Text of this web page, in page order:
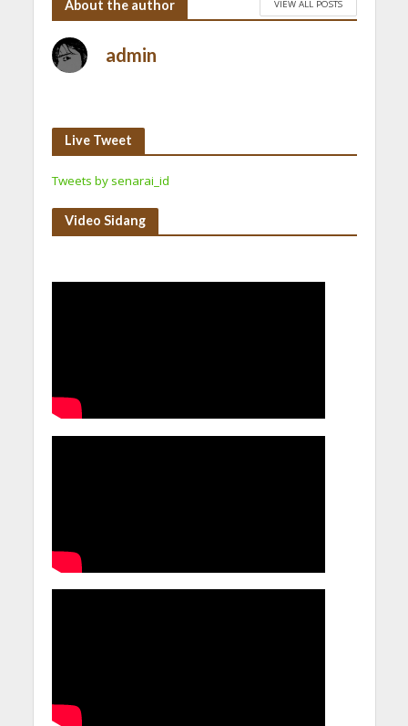
About the author VIEW ALL POSTS
admin
Live Tweet
Tweets by senarai_id
Video Sidang